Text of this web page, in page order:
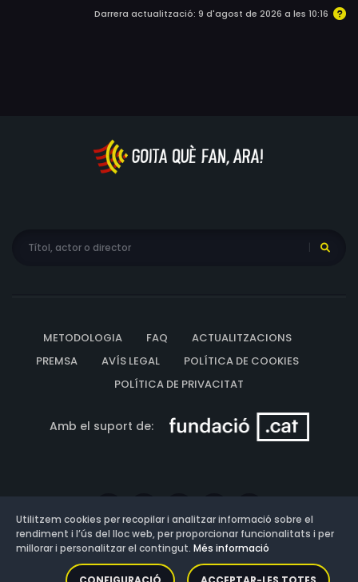
Darrera actualització: 9 d'agost de 2026 a les 10:16
METODOLOGIA FAQ
ACTUALITZACIONS
PREMSA
AVÍS LEGAL
POLÍTICA DE COOKIES
POLÍTICA DE PRIVACITAT
Amb el suport de:
Versió: 3.13.0.202607011342
Utilitzem cookies per recopilar i analitzar informació sobre el
rendiment i l’ús del lloc web, per proporcionar funcionalitats i per
millorar i personalitzar el contingut. Més informació